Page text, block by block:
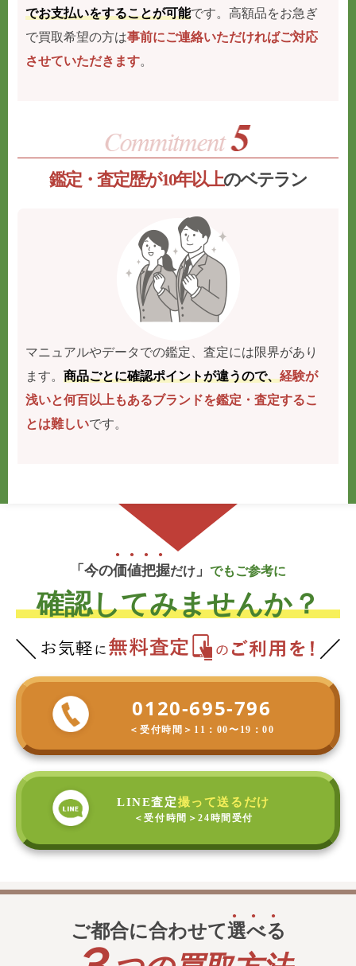
でお支払いをすることが可能です。高額品をお急ぎ
で買取希望の方は事前にご連絡いただければご対応
させていただきます。
鑑定・査定歴が10年以上のベテラン
マニュアルやデータでの鑑定、査定には限界があり
ます。商品ごとに確認ポイントが違うので、経験が
浅いと何百以上もあるブランドを鑑定・査定するこ
とは難しいです。
「今の価値把握だけ 」 でもご参考に
確認してみませんか？
0120-695-796
＜受付時間＞ 11：00〜19：00
LINE査定撮って送るだけ
＜受付時間＞24時間受付
ご都合に合わせて選べる